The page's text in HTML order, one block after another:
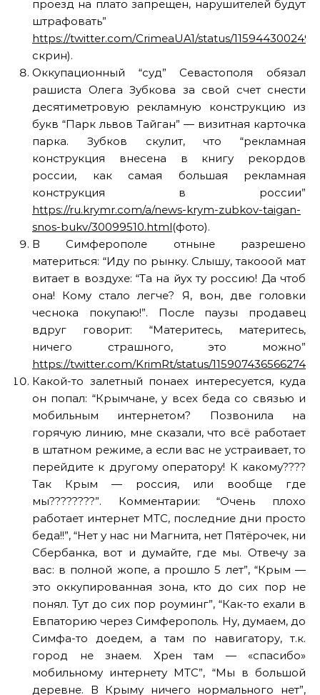
проезд на плато запрещен, нарушителей будут
штрафовать”
https://twitter.com/CrimeaUA1/status/
скрин).
Оккупационный “суд” Севастополя обязал
рашиста Олега Зубкова за свой счет снести
десятиметровую рекламную конструкцию из
букв “Парк львов Тайган” — визитная карточка
парка. Зубков скулит, что “рекламная
конструкция внесена в книгу рекордов
россии, как самая большая рекламная
конструкция в россии”
https://ru.krymr.com/a/news-krym-zubkov-taigan-
snos-bukv/30099510.html(фото).
В Симферополе отныне разрешено
материться: “Иду по рынку. Слышу, такооой мат
витает в воздухе: “Та на йух ту россию! Да чтоб
она! Кому стало легче? Я, вон, две головки
чеснока покупаю!”. После паузы продавец
вдруг говорит: “Материтесь, материтесь,
ничего страшного, это можно”
https://twitter.com/KrimRt/status/
Какой-то залетный понаех интересуется, куда
он попал: “Крымчане, у всех беда со связью и
мобильным интернетом? Позвонила на
горячую линию, мне сказали, что всё работает
в штатном режиме, а если вас не устраивает, то
перейдите к другому оператору! К какому????
Так Крым — россия, или вообще где
мы????????”. Комментарии: “Очень плохо
работает интернет МТС, последние дни просто
беда!!”, “Нет у нас ни Магнита, нет Пятёрочек, ни
Сбербанка, вот и думайте, где мы. Отвечу за
вас: в полной жопе, а прошло 5 лет”, “Крым —
это оккупированная зона, кто до сих пор не
понял. Тут до сих пор роуминг”, “Как-то ехали в
Евпаторию через Симферополь. Ну, думаем, до
Симфа-то доедем, а там по навигатору, т.к.
город не знаем. Хрен там — «спасибо»
мобильному интернету МТС”, “Мы в большой
деревне. В Крыму ничего нормального нет”,